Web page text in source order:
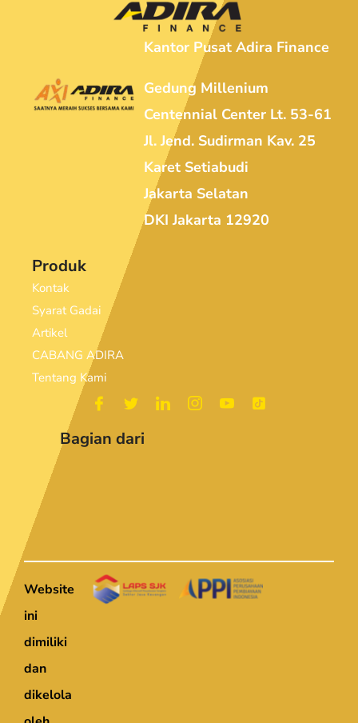
Kantor Pusat Adira Finance
Gedung Millenium
Centennial Center Lt. 53-61
Jl. Jend. Sudirman Kav. 25
Karet Setiabudi
Jakarta Selatan
DKI Jakarta 12920
Produk
Kontak
Syarat Gadai
Artikel
CABANG ADIRA
Tentang Kami
Bagian dari
Website
ini
dimiliki
dan
dikelola